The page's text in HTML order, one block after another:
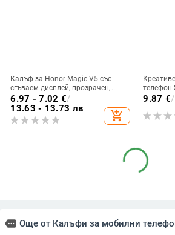
Калъф за Honor Magic V5 със
сгъваем дисплей, прозрачен,
лъскав, PC материал
6.97 - 7.02 €/
13.63 - 13.73 лв
add_shopping_cart
телефон
падане,
13
9.87 €/